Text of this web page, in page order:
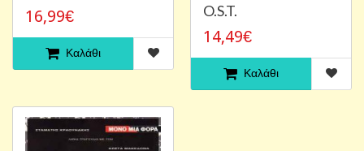
16,99€
Καλάθι
O.S.T.
14,49€
Καλάθι